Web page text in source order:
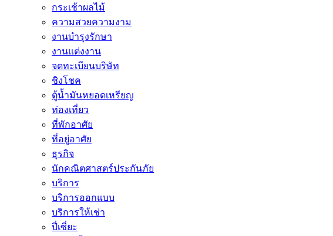
กระเช้าผลไม้
ความสวยความงาม
งานบำรุงรักษา
งานแต่งงาน
จดทะเบียนบริษัท
ชิงโชค
ตู้น้ำมันหยอดเหรียญ
ท่องเที่ยว
ที่พักอาศัย
ที่อยู่อาศัย
ธุรกิจ
นักคณิตศาสตร์ประกันภัย
บริการ
บริการออกแบบ
บริการให้เช่า
ปี่เซี่ยะ